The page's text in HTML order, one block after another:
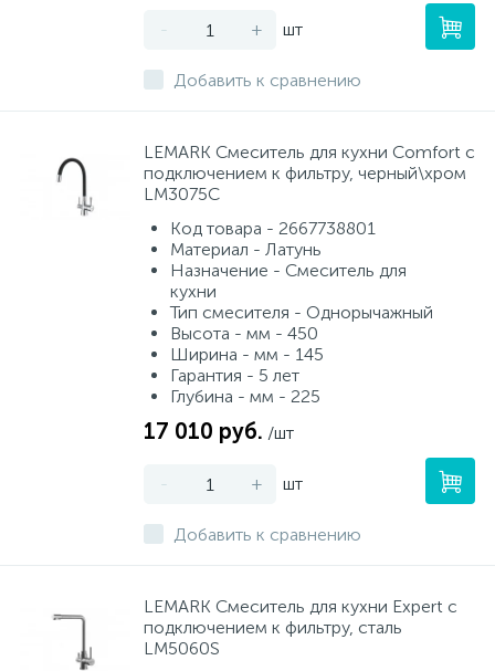
- + шт
Добавить к сравнению
LEMARK Смеситель для кухни Comfort с
подключением к фильтру, черный\хром
LM3075C
Код товара - 2667738801
Материал - Латунь
Назначение - Смеситель для
кухни
Тип смесителя - Однорычажный
Высота - мм - 450
Ширина - мм - 145
Гарантия - 5 лет
Глубина - мм - 225
17 010 руб. /шт
- + шт
Добавить к сравнению
LEMARK Смеситель для кухни Expert с
подключением к фильтру, сталь
LM5060S